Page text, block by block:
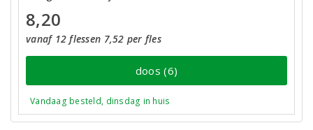
8,20
vanaf 12 flessen 7,52 per fles
doos (6)
Vandaag besteld, dinsdag in huis